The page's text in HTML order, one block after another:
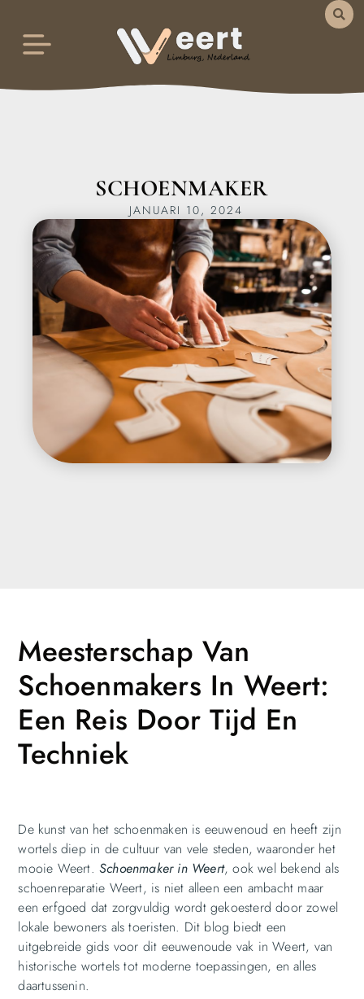
SCHOENMAKER
JANUARI 10, 2024
Meesterschap Van
Schoenmakers In Weert:
Een Reis Door Tijd En
Techniek
De kunst van het schoenmaken is eeuwenoud en heeft zijn
wortels diep in de cultuur van vele steden, waaronder het
mooie Weert. Schoenmaker in Weert, ook wel bekend als
schoenreparatie Weert, is niet alleen een ambacht maar
een erfgoed dat zorgvuldig wordt gekoesterd door zowel
lokale bewoners als toeristen. Dit blog biedt een
uitgebreide gids voor dit eeuwenoude vak in Weert, van
historische wortels tot moderne toepassingen, en alles
daartussenin.